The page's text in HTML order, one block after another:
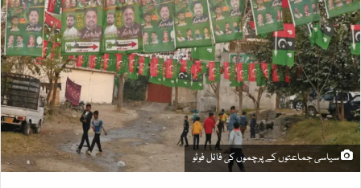
a
n
e
m
a
i
l
سیاسی جماعتوں کے پرچموں کی فائل فوٹو